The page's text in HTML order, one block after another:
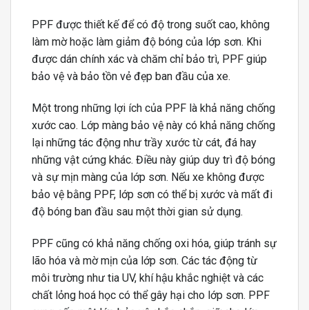
PPF được thiết kế để có độ trong suốt cao, không
làm mờ hoặc làm giảm độ bóng của lớp sơn. Khi
được dán chính xác và chăm chỉ bảo trì, PPF giúp
bảo vệ và bảo tồn vẻ đẹp ban đầu của xe.
Một trong những lợi ích của PPF là khả năng chống
xước cao. Lớp màng bảo vệ này có khả năng chống
lại những tác động như trầy xước từ cát, đá hay
những vật cứng khác. Điều này giúp duy trì độ bóng
và sự mịn màng của lớp sơn. Nếu xe không được
bảo vệ bằng PPF, lớp sơn có thể bị xước và mất đi
độ bóng ban đầu sau một thời gian sử dụng.
PPF cũng có khả năng chống oxi hóa, giúp tránh sự
lão hóa và mờ mịn của lớp sơn. Các tác động từ
môi trường như tia UV, khí hậu khắc nghiệt và các
chất lỏng hoá học có thể gây hại cho lớp sơn. PPF